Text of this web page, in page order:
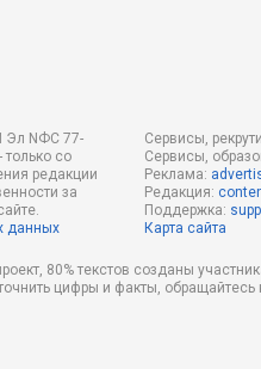
Эл NФС 77-
со
редакции
за
данных
Сервисы,
Сервисы,
Реклама:
Редакция:
Поддержка:
Карта сайта
80% текстов созданы
цифры и факты,